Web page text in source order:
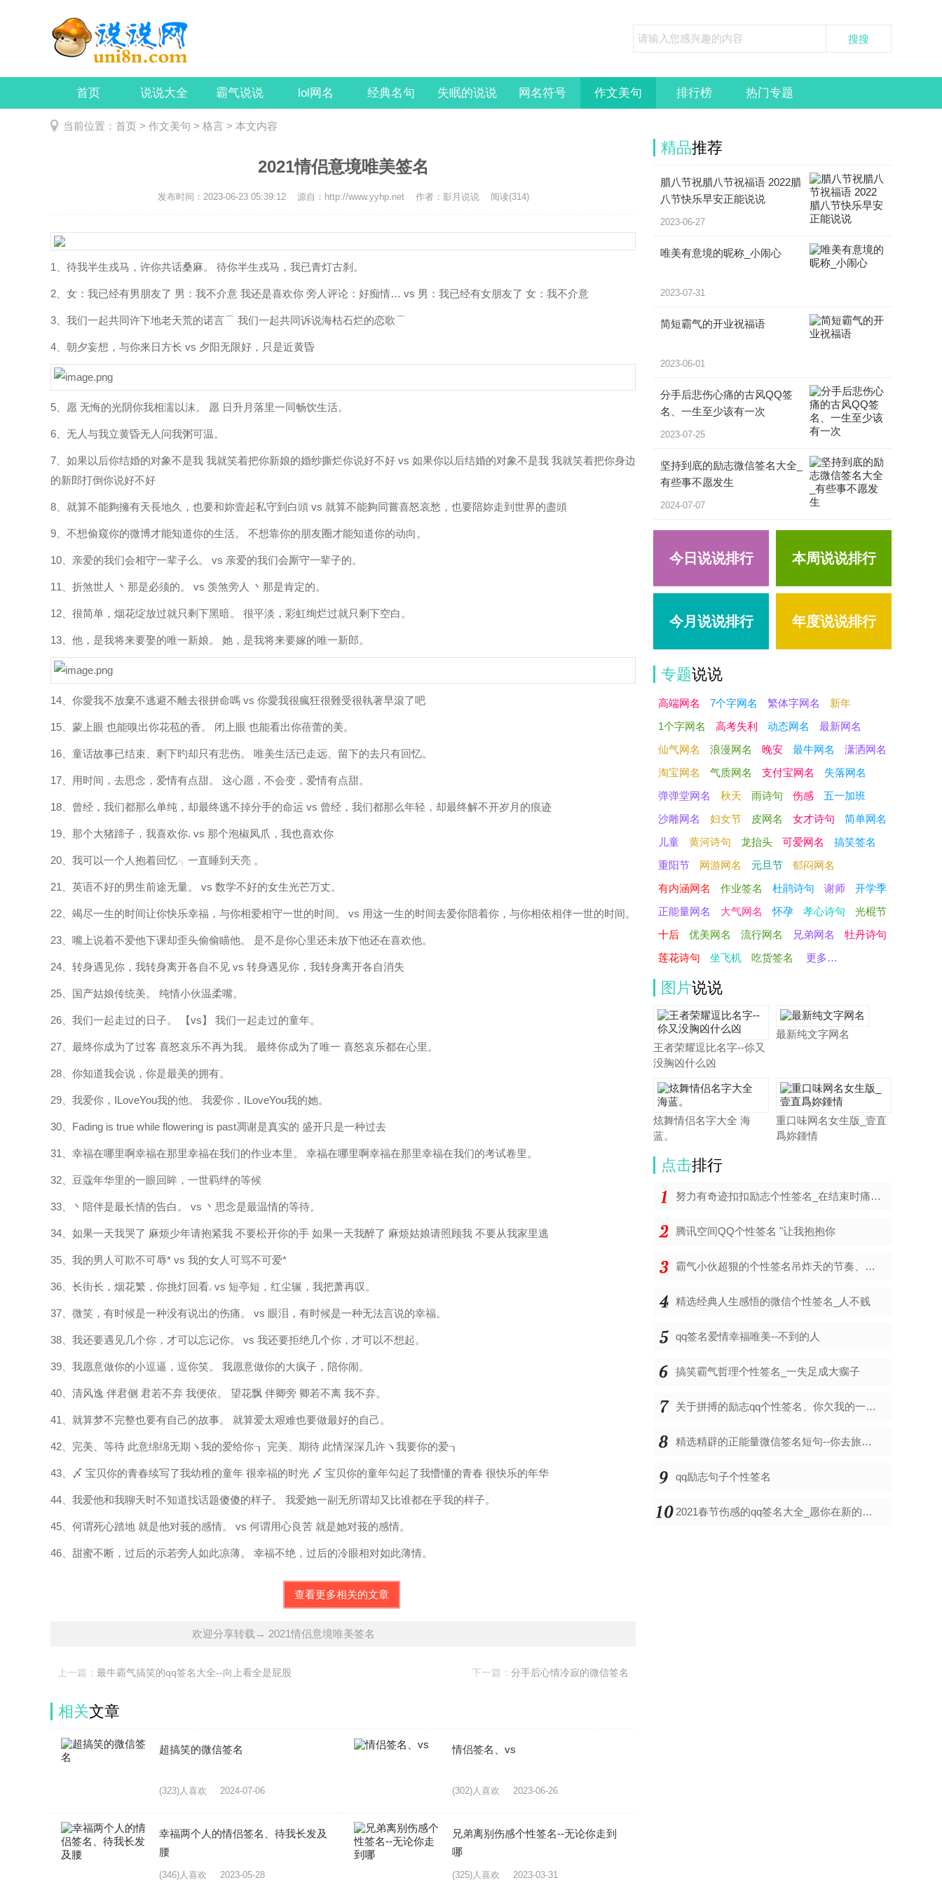
首页 说说大全 霸气说说 lol网名 经典名句 失眠的说说 网名符号 作文美句 排行榜 热门专题
当前位置： 首页 > 作文美句 > 格言 > 本文内容
2021情侣意境唯美签名
发布时间：2023-06-23 05:39:12 源自：http://www.yyhp.net 作者：影月说说 阅读(314)
1、待我半生戎马，许你共话桑麻。 待你半生戎马，我已青灯古刹。
2、女：我已经有男朋友了 男：我不介意 我还是喜欢你 旁人评论：好痴情… vs 男：我已经有女朋友了 女：我不介意
3、我们一起共同许下地老天荒的诺言⌒ 我们一起共同诉说海枯石烂的恋歌⌒
4、朝夕妄想，与你来日方长 vs 夕阳无限好，只是近黄昏
5、愿 无悔的光阴你我相濡以沫。 愿 日升月落里一同畅饮生活。
6、无人与我立黄昏无人问我粥可温。
7、如果以后你结婚的对象不是我 我就笑着把你新娘的婚纱撕烂你说好不好 vs 如果你以后结婚的对象不是我 我就笑着把你身边
的新郎打倒你说好不好
8、就算不能夠擁有天長地久，也要和妳壹起私守到白頭 vs 就算不能夠同嘗喜怒哀愁，也要陪妳走到世界的盡頭
9、不想偷窥你的微博才能知道你的生活。 不想靠你的朋友圈才能知道你的动向。
10、亲爱的我们会相守一辈子么。 vs 亲爱的我们会厮守一辈子的。
11、折煞世人 丶那是必须的。 vs 羡煞旁人 丶那是肯定的。
12、很简单，烟花绽放过就只剩下黑暗。 很平淡，彩虹绚烂过就只剩下空白。
13、他，是我将来要娶的唯一新娘。 她，是我将来要嫁的唯一新郎。
14、你愛我不放棄不逃避不離去很拼命嗎 vs 你愛我很瘋狂很難受很執著早滾了吧
15、蒙上眼 也能嗅出你花苞的香。 闭上眼 也能看出你蓓蕾的美。
16、童话故事已结束、剩下旳却只有悲伤。 唯美生活已走远、留下的去只有回忆。
17、用时间，去思念，爱情有点甜。 这心愿，不会变，爱情有点甜。
18、曾经，我们都那么单纯，却最终逃不掉分手的命运 vs 曾经，我们都那么年轻，却最终解不开岁月的痕迹
19、那个大猪蹄子，我喜欢你. vs 那个泡椒凤爪，我也喜欢你
20、我可以一个人抱着回忆╮一直睡到天亮 。
21、英语不好的男生前途无量。 vs 数学不好的女生光芒万丈。
22、竭尽一生的时间让你快乐幸福，与你相爱相守一世的时间。 vs 用这一生的时间去爱你陪着你，与你相依相伴一世的时间。
23、嘴上说着不爱他下课却歪头偷偷瞄他。 是不是你心里还未放下他还在喜欢他。
24、转身遇见你，我转身离开各自不见 vs 转身遇见你，我转身离开各自消失
25、国产姑娘传统美。 纯情小伙温柔嘴。
26、我们一起走过的日子。 【vs】 我们一起走过的童年。
27、最终你成为了过客 喜怒哀乐不再为我。 最终你成为了唯一 喜怒哀乐都在心里。
28、你知道我会说，你是最美的拥有。
29、我爱你，ILoveYou我的他。 我爱你，ILoveYou我的她。
30、Fading is true while flowering is past凋谢是真实的 盛开只是一种过去
31、幸福在哪里啊幸福在那里幸福在我们的作业本里。 幸福在哪里啊幸福在那里幸福在我们的考试卷里。
32、豆蔻年华里的一眼回眸，一世羁绊的等候
33、丶陪伴是最长情的告白。 vs 丶思念是最温情的等待。
34、如果一天我哭了 麻烦少年请抱紧我 不要松开你的手 如果一天我醉了 麻烦姑娘请照顾我 不要从我家里逃
35、我的男人可欺不可辱* vs 我的女人可骂不可爱*
36、长街长，烟花繁，你挑灯回看. vs 短亭短，红尘辗，我把萧再叹。
37、微笑，有时候是一种没有说出的伤痛。 vs 眼泪，有时候是一种无法言说的幸福。
38、我还要遇见几个你，才可以忘记你。 vs 我还要拒绝几个你，才可以不想起。
39、我愿意做你的小逗逼，逗你笑。 我愿意做你的大疯子，陪你闹。
40、清风逸 伴君侧 君若不弃 我便依。 望花飘 伴卿旁 卿若不离 我不弃。
41、就算梦不完整也要有自己的故事。 就算爱太艰难也要做最好的自己。
42、完美、等待 此意绵绵无期ヽ我的爱给你┒ 完美、期待 此情深深几许ヽ我要你的爱┒
43、〆 宝贝你的青春续写了我幼稚的童年 很幸福的时光 〆 宝贝你的童年勾起了我懵懂的青春 很快乐的年华
44、我爱他和我聊天时不知道找话题傻傻的样子。 我爱她一副无所谓却又比谁都在乎我的样子。
45、何谓死心踏地 就是他对莪的感情。 vs 何谓用心良苦 就是她对莪的感情。
46、甜蜜不断，过后的示若旁人如此凉薄。 幸福不绝，过后的冷眼相对如此薄情。
查看更多相关的文章
欢迎分享转载→ 2021情侣意境唯美签名
上一篇： 最牛霸气搞笑的qq签名大全--向上看全是屁股 下一篇： 分手后心情冷寂的微信签名
相关文章
超搞笑的微信签名
(323)人喜欢 2024-07-06
情侣签名、vs
(302)人喜欢 2023-06-26
幸福两个人的情侣签名、待我长发及
腰
(346)人喜欢 2023-05-28
兄弟离别伤感个性签名--无论你走到
哪
(325)人喜欢 2023-03-31
精品推荐
腊八节祝腊八节祝福语 2022腊
八节快乐早安正能说说
2023-06-27
唯美有意境的昵称_小闹心
2023-07-31
简短霸气的开业祝福语
2023-06-01
分手后悲伤心痛的古风QQ签
名、一生至少该有一次
2023-07-25
坚持到底的励志微信签名大全_
有些事不愿发生
2024-07-07
今日说说排行 本周说说排行
今月说说排行 年度说说排行
专题说说
高端网名 7个字网名 繁体字网名
新年
1个字网名
高考失利 动态网名
最新网名
仙气网名
浪漫网名 晚安 最牛网名
潇洒网名
淘宝网名
气质网名 支付宝网名
失落网名
弹弹堂网名
秋天 雨诗句 伤感
五一加班
沙雕网名
妇女节 皮网名 女才诗句
简单网名
儿童
黄河诗句 龙抬头 可爱网名
搞笑签名
重阳节
网游网名 元旦节
郁闷网名
有内涵网名
作业签名 杜鹃诗句 谢师
开学季
正能量网名
大气网名 怀孕 孝心诗句
光棍节
十后
优美网名 流行网名 兄弟网名
牡丹诗句
莲花诗句
坐飞机 吃货签名 更多…
图片说说
王者荣耀逗比名字--伱又
没胸凶什么凶
最新纯文字网名
炫舞情侣名字大全 海
蓝。
重口味网名女生版_壹直
爲妳鍾情
点击排行
努力有奇迹扣扣励志个性签名_在结束时痛彻心肺
腾讯空间QQ个性签名 "让我抱抱你
霸气小伙超狠的个性签名吊炸天的节奏、当我想你时
精选经典人生感悟的微信个性签名_人不贱
qq签名爱情幸福唯美--不到的人
搞笑霸气哲理个性签名_一失足成大瘸子
关于拼搏的励志qq个性签名、你欠我的一辈子
精选精辟的正能量微信签名短句--你去旅游啦啊？答
qq励志句子个性签名
2021春节伤感的qq签名大全_愿你在新的一年里